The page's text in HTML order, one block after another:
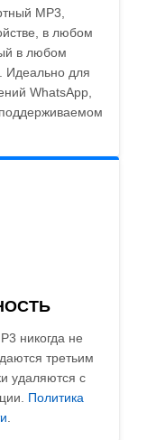
MP3,
в любом
в любом
Идеально для
WhatsApp,
никогда не
третьим
удаляются с
Политика
.